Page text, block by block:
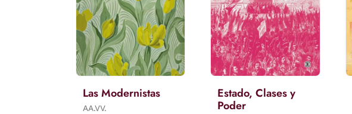
Las Modernistas
AA.VV.
Estado, Clases y
Poder